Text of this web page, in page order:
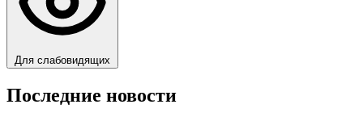
Для слабовидящих
Последние новости